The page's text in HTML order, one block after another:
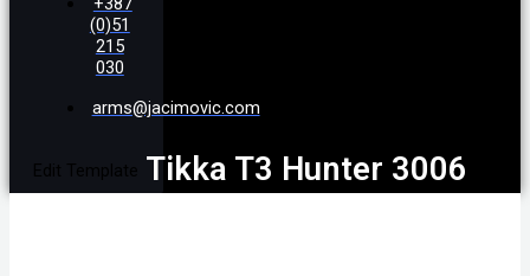
(0)51
215
030
arms@jacimovic.com
Edit Template Tikka T3 Hunter 3006